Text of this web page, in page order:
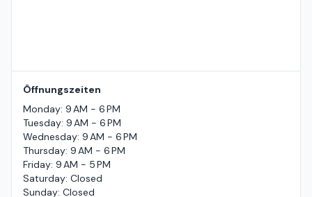
Öffnungszeiten
Monday: 9 AM - 6 PM
Tuesday: 9 AM - 6 PM
Wednesday: 9 AM - 6 PM
Thursday: 9 AM - 6 PM
Friday: 9 AM - 5 PM
Saturday: Closed
Sunday: Closed